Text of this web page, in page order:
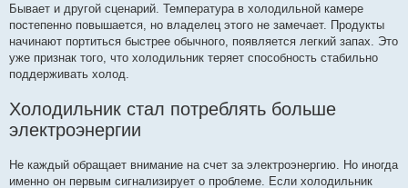
Бывает и другой сценарий. Температура в холодильной камере
постепенно повышается, но владелец этого не замечает. Продукты
начинают портиться быстрее обычного, появляется легкий запах. Это
уже признак того, что холодильник теряет способность стабильно
поддерживать холод.
Холодильник стал потреблять больше
электроэнергии
Не каждый обращает внимание на счет за электроэнергию. Но иногда
именно он первым сигнализирует о проблеме. Если холодильник